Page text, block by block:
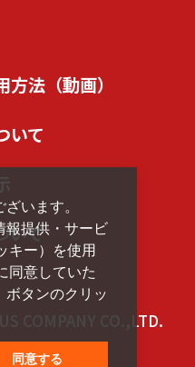
います。
報提供・サービ
キー）を使用
同意していた
ボタンのクリッ
同意する
法（動画）
いて
いて
COMPANY CO.,LTD.